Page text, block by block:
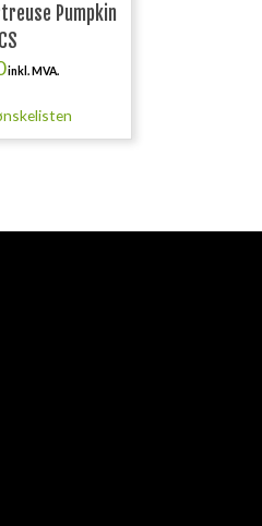
Pumpkin
inkl. MVA.